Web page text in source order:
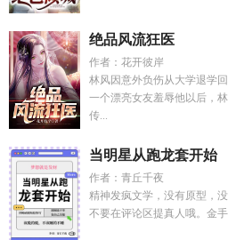
绝品风流狂医
作者：花开彼岸
林风因意外负伤从大学退学
一个漂亮女友羞辱他以后，
传...
当明星从跑龙套开始
作者：青丘千夜
精神发疯文学，没有原型，
不要在评论区提真人哦。金